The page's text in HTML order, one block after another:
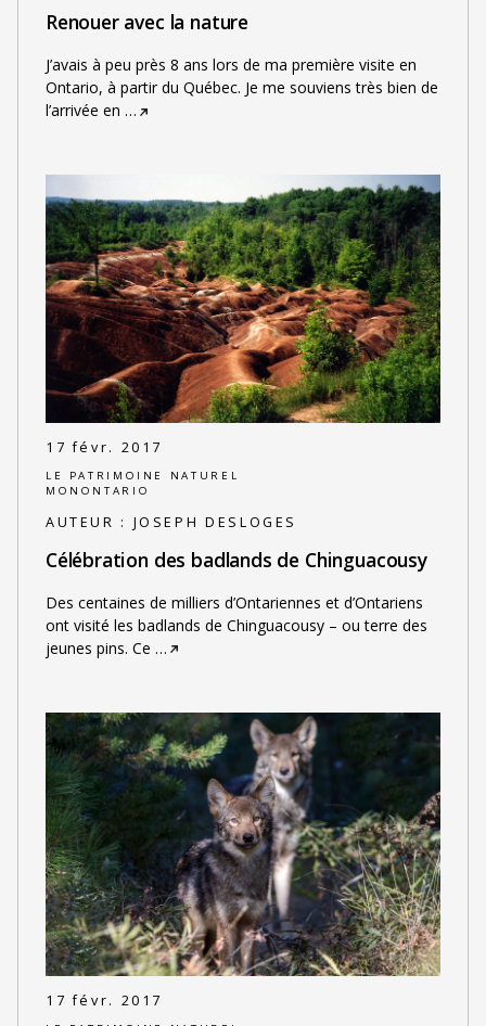
Renouer avec la nature
J’avais à peu près 8 ans lors de ma première visite en
Ontario, à partir du Québec. Je me souviens très bien de
l’arrivée en …
17 févr. 2017
LE PATRIMOINE NATUREL
MONONTARIO
AUTEUR : JOSEPH DESLOGES
Célébration des badlands de Chinguacousy
Des centaines de milliers d’Ontariennes et d’Ontariens
ont visité les badlands de Chinguacousy – ou terre des
jeunes pins. Ce …
17 févr. 2017